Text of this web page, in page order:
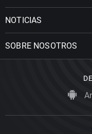
NOTICIAS
SOBRE NOSOTROS